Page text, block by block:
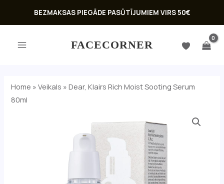
BEZMAKSAS PIEGĀDE PASŪTĪJUMIEM VIRS 50€
MENU
FACECORNER
Home »Veikals »Dear, Klairs Rich Moist Sooting Serum
80ml